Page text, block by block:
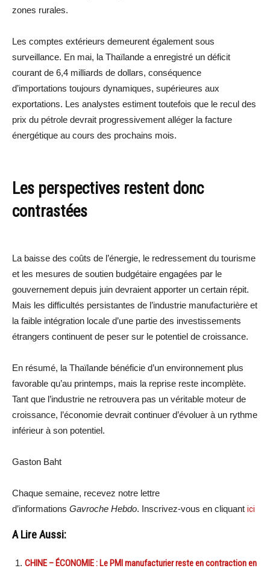
zones rurales.
Les comptes extérieurs demeurent également sous
surveillance. En mai, la Thaïlande a enregistré un déficit
courant de 6,4 milliards de dollars, conséquence
d’importations toujours dynamiques, supérieures aux
exportations. Les analystes estiment toutefois que le recul des
prix du pétrole devrait progressivement alléger la facture
énergétique au cours des prochains mois.
Les perspectives restent donc
contrastées
La baisse des coûts de l’énergie, le redressement du tourisme
et les mesures de soutien budgétaire engagées par le
gouvernement depuis juin devraient apporter un certain répit.
Mais les difficultés persistantes de l’industrie manufacturière et
la faible intégration locale d’une partie des investissements
étrangers continuent de peser sur le potentiel de croissance.
En résumé, la Thaïlande bénéficie d’un environnement plus
favorable qu’au printemps, mais la reprise reste incomplète.
Tant que l’industrie ne retrouvera pas un véritable moteur de
croissance, l’économie devrait continuer d’évoluer à un rythme
inférieur à son potentiel.
Gaston Baht
Chaque semaine, recevez notre lettre
d’informations Gavroche Hebdo. Inscrivez-vous en cliquant ici
A Lire Aussi:
CHINE – ÉCONOMIE : Le PMI manufacturier reste en contraction en